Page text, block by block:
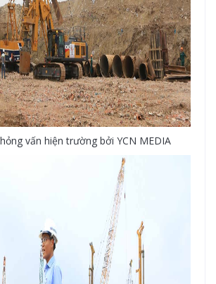
vấn hiện trường bởi YCN MEDIA